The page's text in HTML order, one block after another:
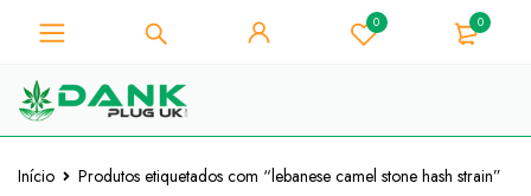
0 0
Início Produtos etiquetados com “lebanese camel stone hash strain”
Para os amantes de ervas
daninhas - Obtenha o desconto
instantâneo 10% em cada compra
- Código de cupão "WELCOME10"